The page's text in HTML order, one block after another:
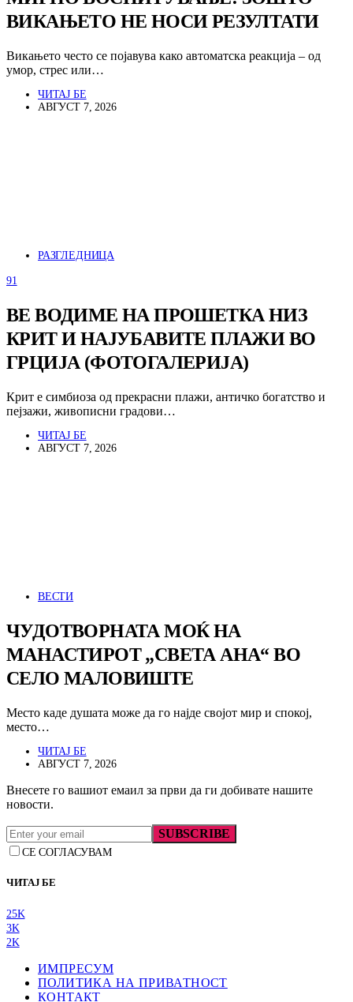
ВИКАЊЕТО НЕ НОСИ РЕЗУЛТАТИ
Викањето често се појавува како автоматска реакција – од
умор, стрес или…
ЧИТАЈ БЕ
АВГУСТ 7, 2026
РАЗГЛЕДНИЦА
91
ВЕ ВОДИМЕ НА ПРОШЕТКА НИЗ
КРИТ И НАЈУБАВИТЕ ПЛАЖИ ВО
ГРЦИЈА (ФОТОГАЛЕРИЈА)
Крит е симбиоза од прекрасни плажи, античко богатство и
пејзажи, живописни градови…
ЧИТАЈ БЕ
АВГУСТ 7, 2026
ВЕСТИ
ЧУДОТВОРНАТА МОЌ НА
МАНАСТИРОТ „СВЕТА АНА“ ВО
СЕЛО МАЛОВИШТЕ
Место каде душата може да го најде својот мир и спокој,
место…
ЧИТАЈ БЕ
АВГУСТ 7, 2026
Внесете го вашиот емаил за први да ги добивате нашите
новости.
SUBSCRIBE
СЕ СОГЛАСУВАМ
ЧИТАЈ БЕ
25K
3K
2K
ИМПРЕСУМ
ПОЛИТИКА НА ПРИВАТНОСТ
КОНТАКТ